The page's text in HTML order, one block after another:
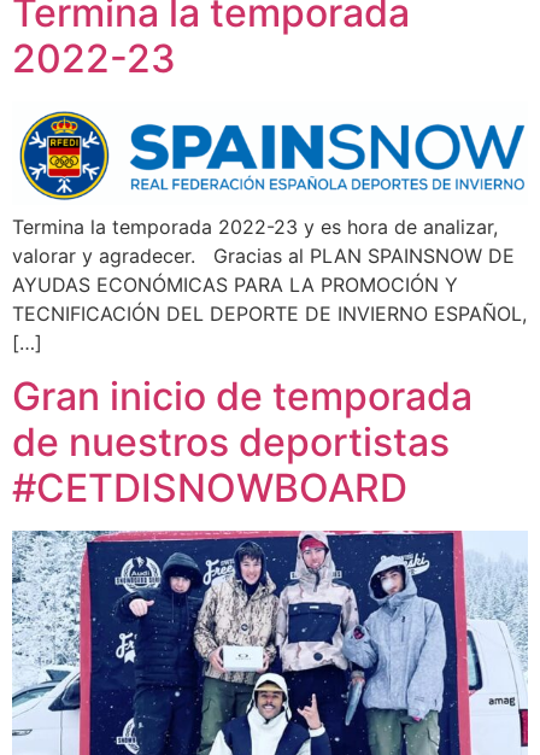
Termina la temporada
2022-23
Termina la temporada 2022-23 y es hora de analizar,
valorar y agradecer. Gracias al PLAN SPAINSNOW DE
AYUDAS ECONÓMICAS PARA LA PROMOCIÓN Y
TECNIFICACIÓN DEL DEPORTE DE INVIERNO ESPAÑOL,
[…]
Gran inicio de temporada
de nuestros deportistas
#CETDISNOWBOARD